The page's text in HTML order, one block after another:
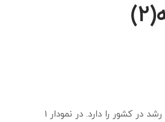
بنا بر اطلاعات سازمان ورزشی آمریکا در سال 1998 ، اسکیت سواری ورزشی است که سریعترین میزان رشد در کشور را دارد. در نمودار 1